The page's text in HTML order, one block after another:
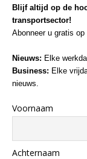
Blijf altijd op de
transportsector!
Abonneer u gratis
Nieuws: Elke
Business: Elke
nieuws.
Voornaam
Achternaam